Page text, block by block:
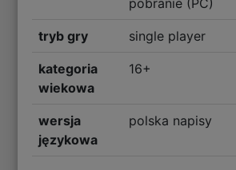
tryb gry single player
kategoria
wiekowa
16+
wersja
językowa
polska napisy